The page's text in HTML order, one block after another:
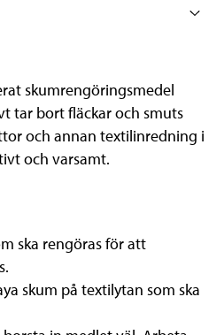
skumrengöringsmedel
tar bort fläckar och smuts
och annan textilinredning i
och varsamt.
ska rengöras för att
skum på textilytan som ska